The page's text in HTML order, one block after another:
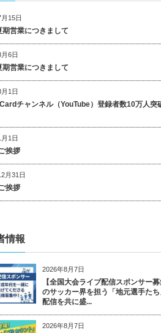
15日
期営業につきまして
6日
期営業につきまして
1日
チャンネル（YouTube）登録者数10万人突
1日
挨拶
月31日
挨拶
情報
2026年8月7日
【全国大会ライブ配信スポンサー
のサッカー界を担う「地元選手た
配信を共に盛...
2026年8月7日